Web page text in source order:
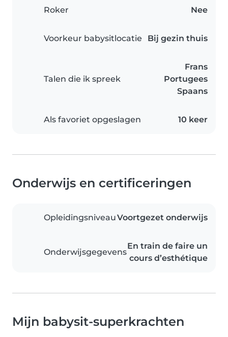
Roker Nee
Voorkeur babysitlocatie Bij gezin thuis
Talen die ik spreek
Frans
Portugees
Spaans
Als favoriet opgeslagen 10 keer
Onderwijs en certificeringen
OpleidingsniveauVoortgezet onderwijs
Onderwijsgegevens
En train de faire un
cours d’esthétique
Mijn babysit-superkrachten